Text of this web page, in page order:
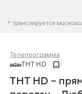
* транслируется
Телепрограмма
ТНТ HD
ТНТ HD –